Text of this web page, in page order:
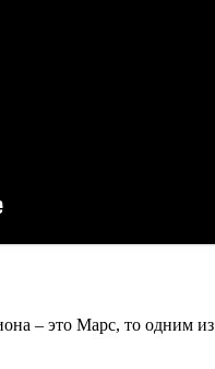
– это Марс, то одним